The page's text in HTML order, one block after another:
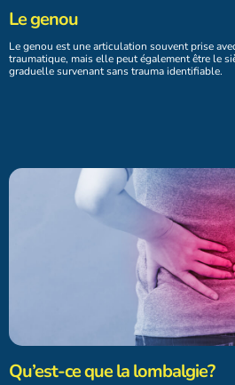
Le genou
Le genou est une articulation souvent prise
traumatique, mais elle peut également être le
graduelle survenant sans trauma identifiable.
Qu’est-ce que la lombalgie?